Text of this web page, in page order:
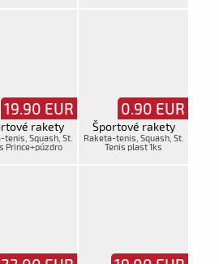
19.90 EUR
rakety
tenis, Squash, St.
Prince+púzdro
0.90 EUR
Športové rakety
Raketa-tenis, Squash, St.
Tenis plast 1ks